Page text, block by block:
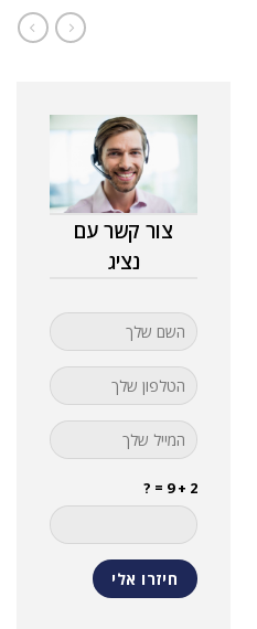
צור קשר עם
נציג
2 + 9 = ?